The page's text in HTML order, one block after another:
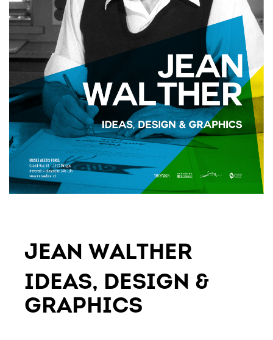
JEAN WALTHER
IDEAS, DESIGN &
GRAPHICS